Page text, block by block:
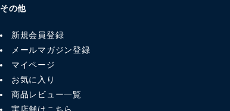
その他
新規会員登録
メールマガジン登録
マイページ
お気に入り
商品レビュー一覧